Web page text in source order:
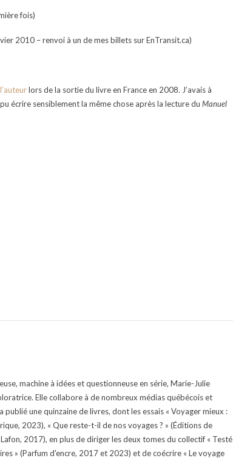
fois)
2010 – renvoi à un de mes billets sur EnTransit.ca)
lors de la sortie du livre en France en 2008. J’avais à
écrire sensiblement la même chose après la lecture du Manuel
machine à idées et questionneuse en série, Marie-Julie
Elle collabore à de nombreux médias québécois et
une quinzaine de livres, dont les essais « Voyager mieux :
2023), « Que reste-t-il de nos voyages ? » (Éditions de
2017), en plus de diriger les deux tomes du collectif « Testé
» (Parfum d'encre, 2017 et 2023) et de coécrire « Le voyage